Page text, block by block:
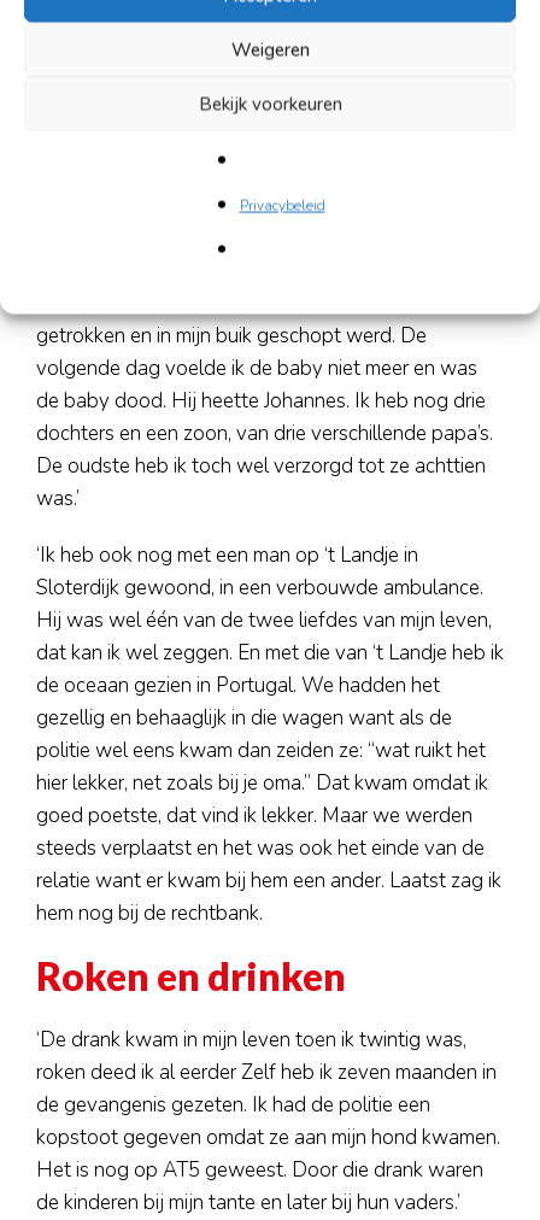
Weigeren
Bekijk voorkeuren
Privacybeleid
nog zeggen: “Tante Lies gaat zo een kopje soep
maken.” Dat waren blije momenten. Ergens liggen op
Partners en kinderen
‘Ik heb vijf kinderen en er zijn er nog vier in leven. Ik
getrokken en in mijn buik geschopt werd. De
volgende dag voelde ik de baby niet meer en was
de baby dood. Hij heette Johannes. Ik heb nog drie
dochters en een zoon, van drie verschillende papa’s.
De oudste heb ik toch wel verzorgd tot ze achttien
was.’
‘Ik heb ook nog met een man op ‘t Landje in
Sloterdijk gewoond, in een verbouwde ambulance.
Hij was wel één van de twee liefdes van mijn leven,
dat kan ik wel zeggen. En met die van ‘t Landje heb ik
de oceaan gezien in Portugal. We hadden het
gezellig en behaaglijk in die wagen want als de
politie wel eens kwam dan zeiden ze: “wat ruikt het
hier lekker, net zoals bij je oma.” Dat kwam omdat ik
goed poetste, dat vind ik lekker. Maar we werden
steeds verplaatst en het was ook het einde van de
relatie want er kwam bij hem een ander. Laatst zag ik
hem nog bij de rechtbank.
Roken en drinken
‘De drank kwam in mijn leven toen ik twintig was,
roken deed ik al eerder Zelf heb ik zeven maanden in
de gevangenis gezeten. Ik had de politie een
kopstoot gegeven omdat ze aan mijn hond kwamen.
Het is nog op AT5 geweest. Door die drank waren
de kinderen bij mijn tante en later bij hun vaders.’